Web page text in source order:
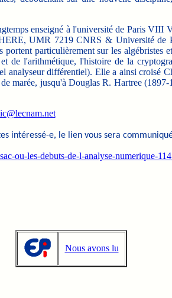
enseigné à l'université de Paris VIII
UMR 7219 CNRS & Université de
particulièrement sur les algébristes
de l'arithmétique, l'histoire de la
analyseur différentiel). Elle a ainsi croisé
marée, jusqu'à Douglas R. Hartree
intéressé-e, le lien vous sera
ou-les-debuts-de-l-analyse-numerique-
Nous avons lu